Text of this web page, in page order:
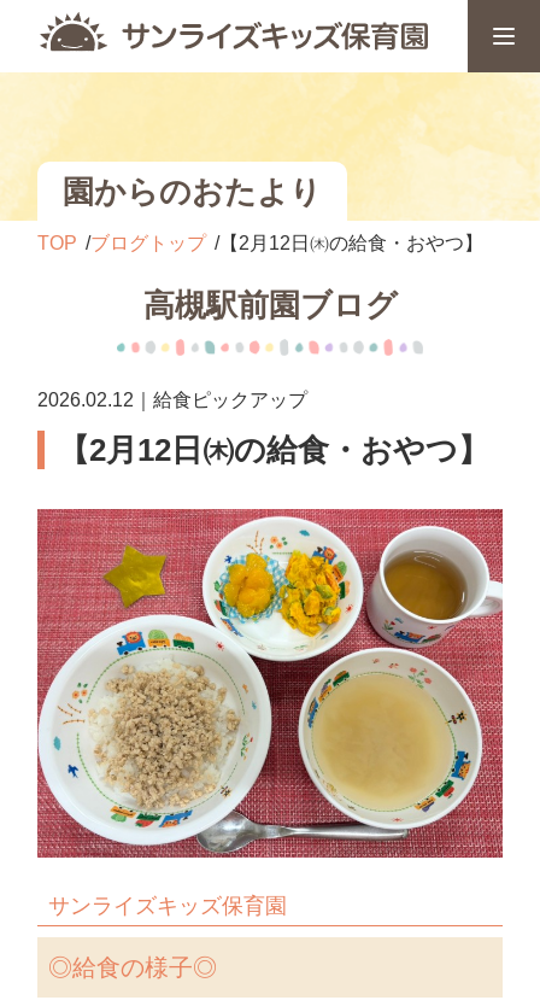
園からのおたより
TOP ブログトップ 【2月12日㈭の給食・おやつ】
高槻駅前園ブログ
2026.02.12｜給食ピックアップ
【2月12日㈭の給食・おやつ】
サンライズキッズ保育園
◎給食の様子◎